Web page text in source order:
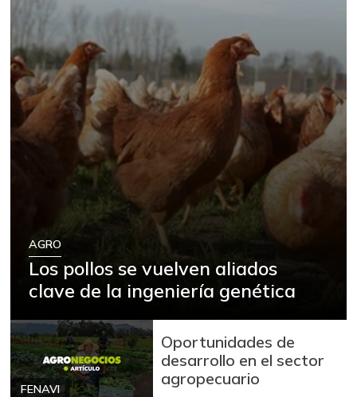
AGRO
Los pollos se vuelven aliados
clave de la ingeniería genética
FENAVI
Oportunidades de
desarrollo en el sector
agropecuario